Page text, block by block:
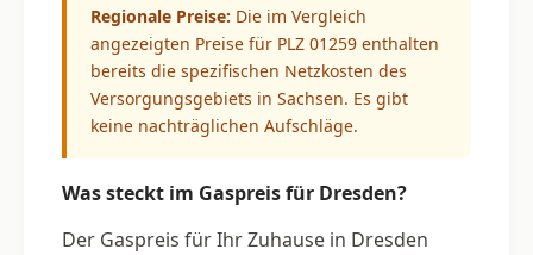
Regionale Preise: Die im Vergleich
angezeigten Preise für PLZ 01259 enthalten
bereits die spezifischen Netzkosten des
Versorgungsgebiets in Sachsen. Es gibt
keine nachträglichen Aufschläge.
Was steckt im Gaspreis für Dresden?
Der Gaspreis für Ihr Zuhause in Dresden